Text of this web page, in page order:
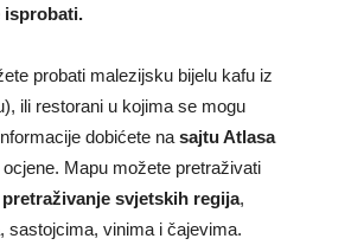
isprobati.
probati malezijsku bijelu kafu iz
ili restorani u kojima se mogu
dobićete na sajtu Atlasa
Mapu možete pretraživati
pretraživanje svjetskih regija,
sastojcima, vinima i čajevima.